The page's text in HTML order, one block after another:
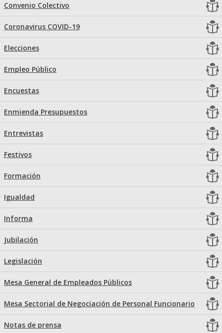
Convenio Colectivo
Coronavirus COVID-19
Elecciones
Empleo Público
Encuestas
Enmienda Presupuestos
Entrevistas
Festivos
Formación
Igualdad
Informa
Jubilación
Legislación
Mesa General de Empleados Públicos
Mesa Sectorial de Negociación de Personal Funcionario
Notas de prensa